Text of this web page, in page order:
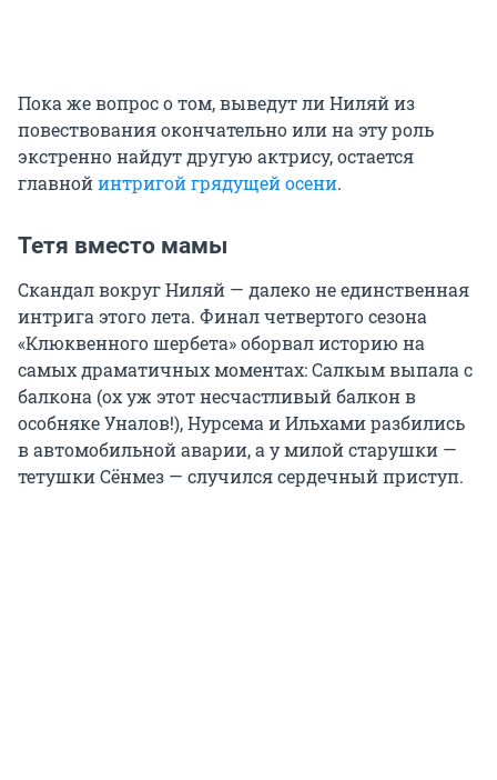
Пока же вопрос о том, выведут ли Ниляй из
повествования окончательно или на эту роль
экстренно найдут другую актрису, остается
главнойинтригой грядущей осени.
Тетя вместо мамы
Скандал вокруг Ниляй — далеко не единственная
интрига этого лета. Финал четвертого сезона
«Клюквенного шербета» оборвал историю на
самых драматичных моментах: Салкым выпала с
балкона (ох уж этот несчастливый балкон в
особняке Уналов!), Нурсема и Ильхами разбились
в автомобильной аварии, а у милой старушки —
тетушки Сёнмез — случился сердечный приступ.